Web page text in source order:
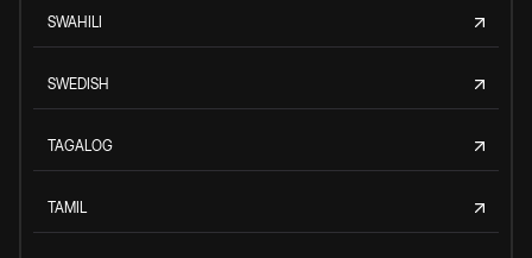
SWAHILI
SWEDISH
TAGALOG
TAMIL